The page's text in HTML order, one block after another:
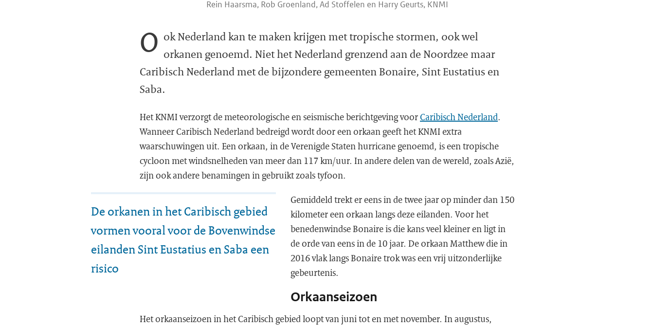
Rein Haarsma, Rob Groenland, Ad Stoffelen en Harry Geurts, KNMI
O ok Nederland kan te maken krijgen met tropische stormen, ook wel
orkanen genoemd. Niet het Nederland grenzend aan de Noordzee maar
Caribisch Nederland met de bijzondere gemeenten Bonaire, Sint Eustatius en
Saba.
Het KNMI verzorgt de meteorologische en seismische berichtgeving voorCaribisch Nederland.
Wanneer Caribisch Nederland bedreigd wordt door een orkaan geeft het KNMI extra
waarschuwingen uit. Een orkaan, in de Verenigde Staten hurricane genoemd, is een tropische
cycloon met windsnelheden van meer dan 117 km/uur. In andere delen van de wereld, zoals Azië,
zijn ook andere benamingen in gebruikt zoals tyfoon.
De orkanen in het Caribisch gebied
vormen vooral voor de Bovenwindse
eilanden Sint Eustatius en Saba een
risico
Gemiddeld trekt er eens in de twee jaar op minder dan 150
kilometer een orkaan langs deze eilanden. Voor het
benedenwindse Bonaire is die kans veel kleiner en ligt in
de orde van eens in de 10 jaar. De orkaan Matthew die in
2016 vlak langs Bonaire trok was een vrij uitzonderlijke
gebeurtenis.
Orkaanseizoen
Het orkaanseizoen in het Caribisch gebied loopt van juni tot en met november. In augustus,